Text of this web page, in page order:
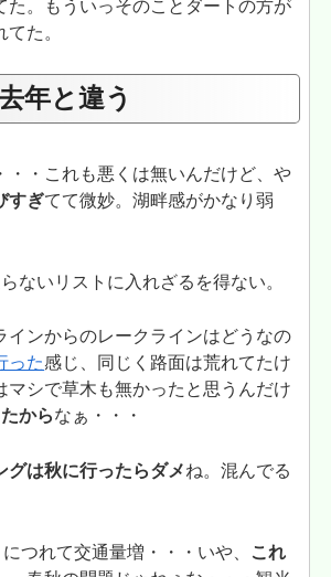
た。もういっそのことダートの方が
た。
年と違う
・・これも悪くは無いんだけど、や
すぎてて微妙。湖畔感がかなり弱
ないリストに入れざるを得ない。
インからのレークラインはどうなの
った感じ、同じく路面は荒れてたけ
マシで草木も無かったと思うんだけ
からなぁ・・・
グは秋に行ったらダメね。混んでる
つれて交通量増・・・いや、
これ